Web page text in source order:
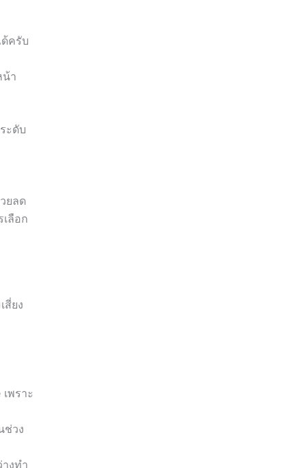
ครับ
น้า
ะดับ
ยลด
ลือก
สี่ยง
พราะ
ช่วง
งทำ